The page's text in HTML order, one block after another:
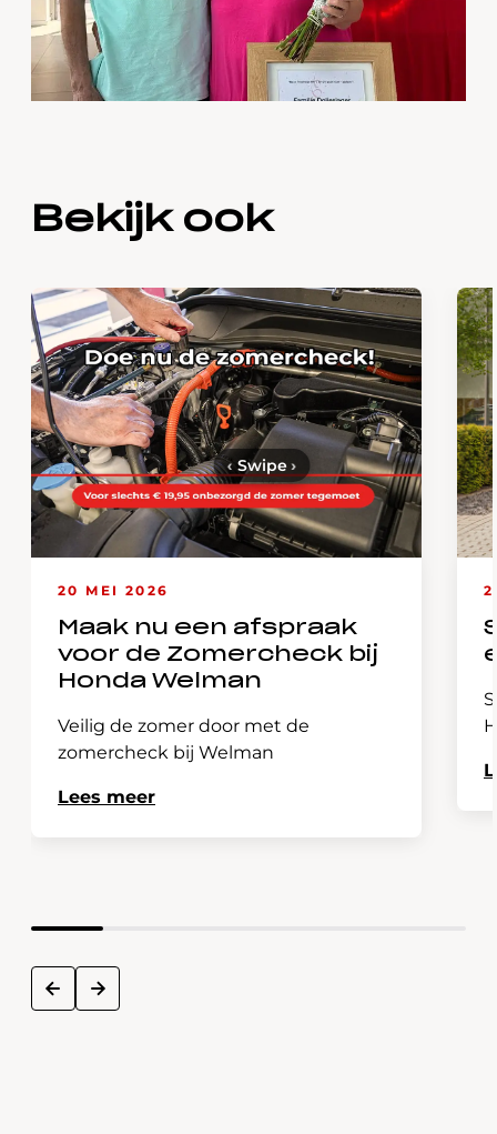
Bekijk ook
20 MEI 2026
Maak nu een afspraak
voor de Zomercheck bij
Honda Welman
Veilig de zomer door met de
zomercheck bij Welman
Lees meer
prev next
‹ Swipe›